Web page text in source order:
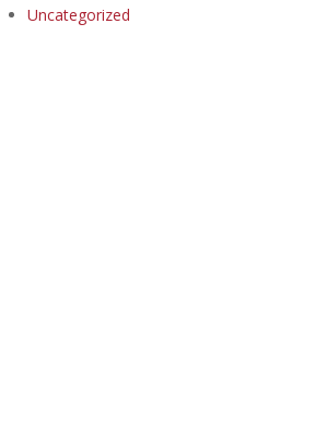
Uncategorized